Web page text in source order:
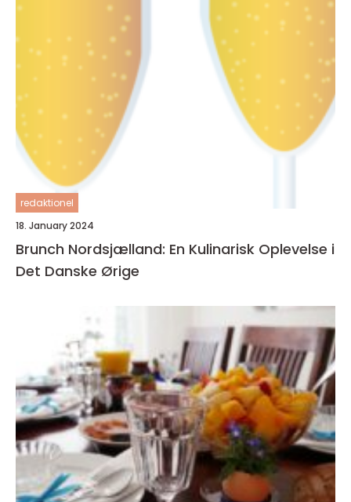
redaktionel
18. January 2024
Brunch Nordsjælland: En Kulinarisk Oplevelse i
Det Danske Ørige